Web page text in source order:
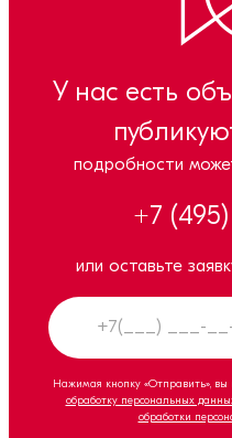
У нас есть
подробности
+7
или оставьте
Нажимая кнопку «Отправить», вы
обработку персональных
обработки